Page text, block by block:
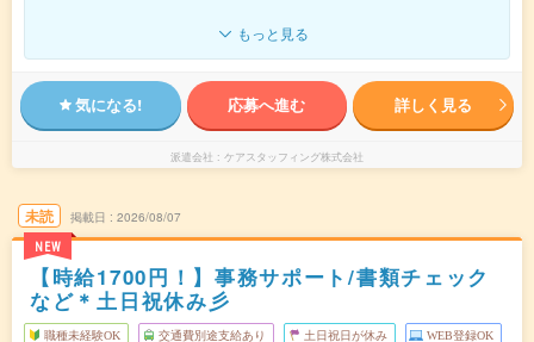
もっと見る
気になる! 応募へ進む 詳しく見る
派遣会社 ケアスタッフィング株式会社
未読
NEW
掲載日 2026/08/07
【時給1700円！】事務サポート/書類チェック
など＊土日祝休み彡
職種未経験OK 交通費別途支給あり 土日祝日が休み WEB登録OK